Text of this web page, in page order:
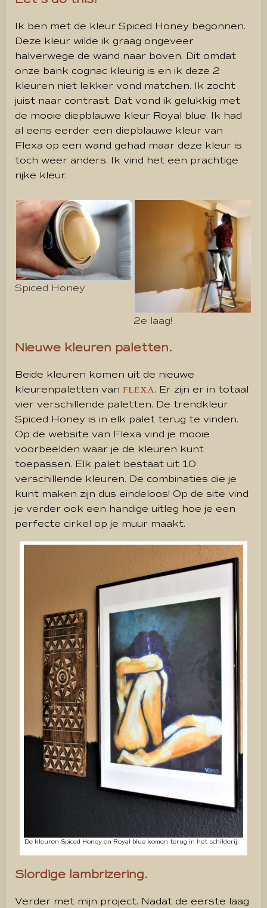
Ik ben met de kleur Spiced Honey begonnen.
Deze kleur wilde ik graag ongeveer
halverwege de wand naar boven. Dit omdat
onze bank cognac kleurig is en ik deze 2
kleuren niet lekker vond matchen. Ik zocht
juist naar contrast. Dat vond ik gelukkig met
de mooie diepblauwe kleur Royal blue. Ik had
al eens eerder een diepblauwe kleur van
Flexa op een wand gehad maar deze kleur is
toch weer anders. Ik vind het een prachtige
rijke kleur.
Spiced Honey
2e laag!
Nieuwe kleuren paletten.
Beide kleuren komen uit de nieuwe
kleurenpaletten van FLEXA. Er zijn er in totaal
vier verschillende paletten. De trendkleur
Spiced Honey is in elk palet terug te vinden.
Op de website van Flexa vind je mooie
voorbeelden waar je de kleuren kunt
toepassen. Elk palet bestaat uit 10
verschillende kleuren. De combinaties die je
kunt maken zijn dus eindeloos! Op de site vind
je verder ook een handige uitleg hoe je een
perfecte cirkel op je muur maakt.
De kleuren Spiced Honey en Royal blue komen terug in het schilderij.
Slordige lambrizering.
Verder met mijn project. Nadat de eerste laag